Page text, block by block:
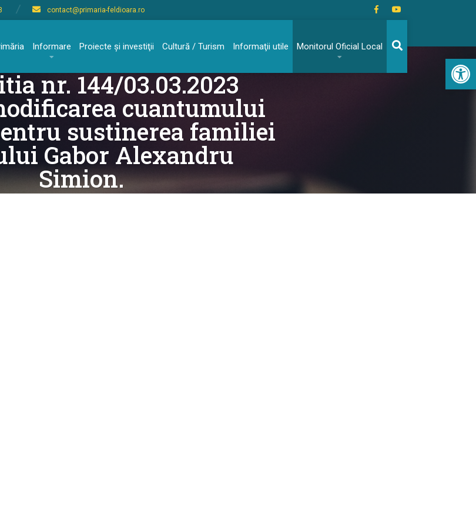
contact@primaria-feldioara.ro
Informare Proiecte şi investiţii Cultură / Turism Informaţii utile Monitorul Oficial Local
nr. 144/03.03.2023
cuantumului
sustinerea familiei
Gabor Alexandru
Simion.